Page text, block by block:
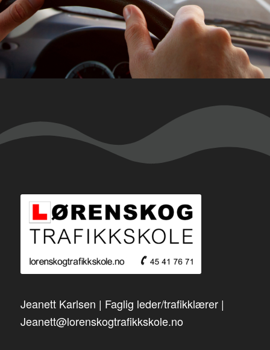
Jeanett Karlsen | Faglig leder/trafikklærer |
Jeanett@lorenskogtrafikkskole.no